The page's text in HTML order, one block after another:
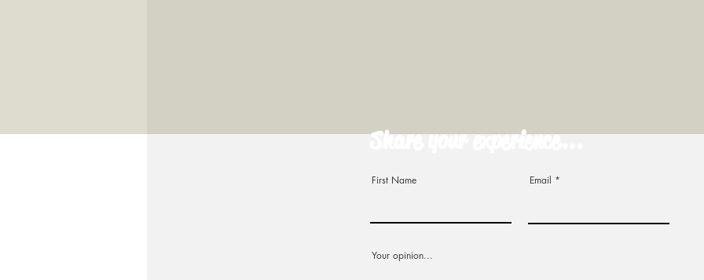
Share your experience...
First Name Email
Your opinion...